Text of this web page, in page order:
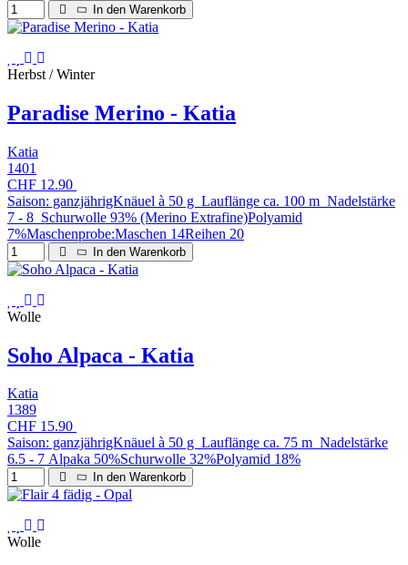
In den Warenkorb
Herbst / Winter
Paradise Merino - Katia
Katia
1401
CHF 12.90
Saison: ganzjährigKnäuel à 50 g Lauflänge ca. 100 m Nadelstärke
7 - 8 Schurwolle 93% (Merino Extrafine)Polyamid
7%Maschenprobe:Maschen 14Reihen 20
In den Warenkorb
Wolle
Soho Alpaca - Katia
Katia
1389
CHF 15.90
Saison: ganzjährigKnäuel à 50 g Lauflänge ca. 75 m Nadelstärke
6.5 - 7 Alpaka 50%Schurwolle 32%Polyamid 18%
In den Warenkorb
Wolle